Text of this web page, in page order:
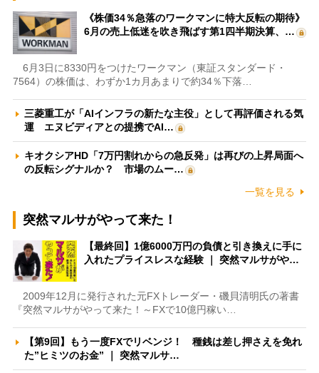
《株価34％急落のワークマンに特大反転の期待》
6月の売上低迷を吹き飛ばす第1四半期決算、…
6月3日に8330円をつけたワークマン（東証スタンダード・
7564）の株価は、わずか1カ月あまりで約34％下落…
三菱重工が「AIインフラの新たな主役」として再評価される気
運 エヌビディアとの提携でAI…
キオクシアHD「7万円割れからの急反発」は再びの上昇局面へ
の反転シグナルか？ 市場のムー…
一覧を見る
突然マルサがやって来た！
【最終回】1億6000万円の負債と引き換えに手に
入れたプライスレスな経験 ｜ 突然マルサがや…
2009年12月に発行された元FXトレーダー・磯貝清明氏の著書
『突然マルサがやって来た！～FXで10億円稼い…
【第9回】もう一度FXでリベンジ！ 種銭は差し押さえを免れ
た”ヒミツのお金” ｜ 突然マルサ…